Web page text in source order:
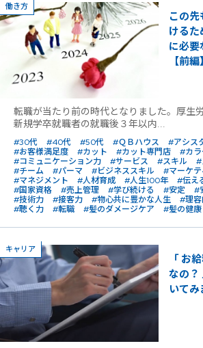
働き方
この
けるた
に必要
【前編】
転職が当たり前の時代となりました。厚生
新規学卒就職者の就職後３年以内...
#30代 #40代 #50代 #ＱＢハウス
#アシス
#お客様満足度
#カット #カット専門店
#カラ
#コミュニケーション力
#サービス #スキル
#
#チーム
#パーマ #ビジネススキル
#マーケテ
#マネジメント
#人材育成 #人生100年 #伝え
#国家資格
#売上管理 #学び続ける #安定 #
#技術力
#接客力 #物心共に豊かな人生 #理
#聴く力
#転職 #髪のダメージケア #髪の健康
キャリア
「 お
なの？
いてみ